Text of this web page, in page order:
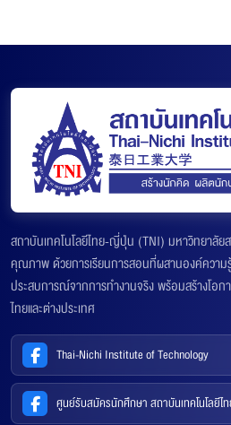
สถาบันเทคโนโลยีไทย-ญี่ปุ่น (TNI) มหาวิทยาลั
คุณภาพ ด้วยการเรียนการสอนที่ผสานองค์ความ
ประสบการณ์จากการทำงานจริง พร้อมสร้างโอก
ไทยและต่างประเทศ
Thai-Nichi Institute of Technology
ศูนย์รับสมัครนักศึกษา สถาบันเทคโนโลยี